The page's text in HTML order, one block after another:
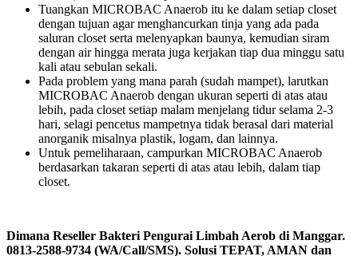
Tuangkan MICROBAC Anaerob itu ke dalam setiap closet
dengan tujuan agar menghancurkan tinja yang ada pada
saluran closet serta melenyapkan baunya, kemudian siram
dengan air hingga merata juga kerjakan tiap dua minggu satu
kali atau sebulan sekali.
Pada problem yang mana parah (sudah mampet), larutkan
MICROBAC Anaerob dengan ukuran seperti di atas atau
lebih, pada closet setiap malam menjelang tidur selama 2-3
hari, selagi pencetus mampetnya tidak berasal dari material
anorganik misalnya plastik, logam, dan lainnya.
Untuk pemeliharaan, campurkan MICROBAC Anaerob
berdasarkan takaran seperti di atas atau lebih, dalam tiap
closet.
Dimana Reseller Bakteri Pengurai Limbah Aerob di Manggar.
0813-2588-9734 (WA/Call/SMS). Solusi TEPAT, AMAN dan